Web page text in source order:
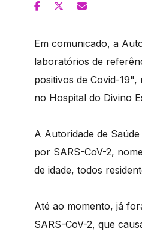
Em comunicado, a
laboratórios de
positivos de Covid-
no Hospital do Divino
A Autoridade de
por SARS-CoV-2,
de idade, todos
Até ao momento, já
SARS-CoV-2, que